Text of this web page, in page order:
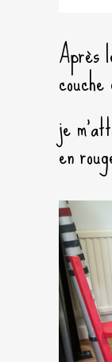
Après
je
en